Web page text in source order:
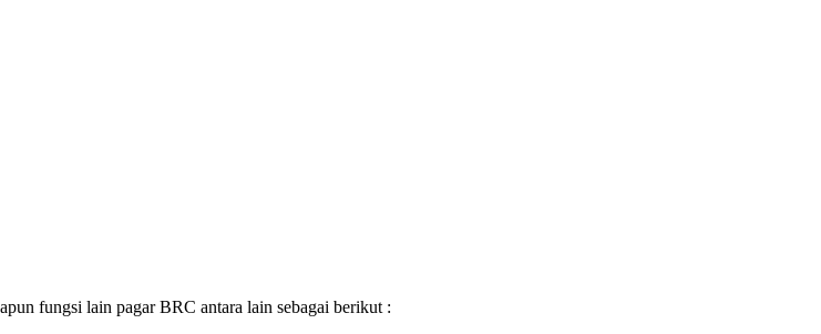
fungsi lain pagar BRC antara lain sebagai berikut :